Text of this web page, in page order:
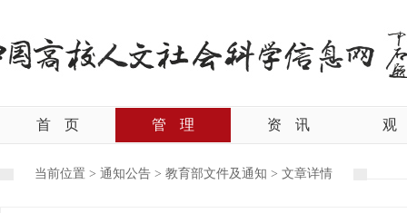
首 页 管 理 资 讯 观
当前位置 > 通知公告 > 教育部文件及通知 > 文章详情